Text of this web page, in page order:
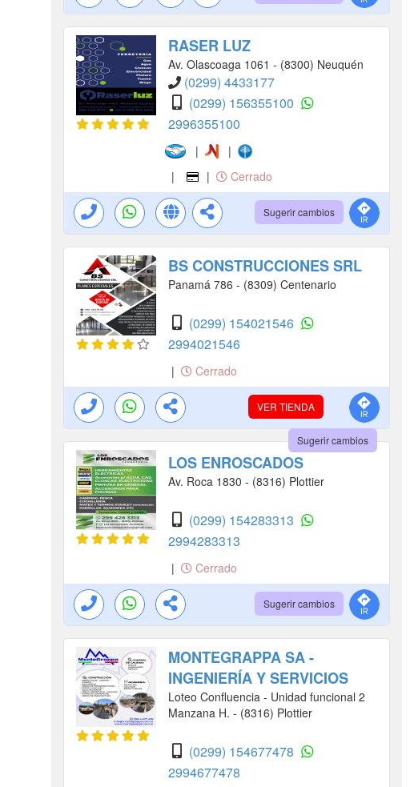
RASER LUZ
Av. Olascoaga 1061 - (8300) Neuquén
(0299) 4433177
(0299) 156355100
2996355100
|
|
|
| Cerrado
Sugerir cambios
BS CONSTRUCCIONES SRL
Panamá 786 - (8309) Centenario
(0299) 154021546
2994021546
| Cerrado
VER TIENDA
Sugerir cambios
LOS ENROSCADOS
Av. Roca 1830 - (8316) Plottier
(0299) 154283313
2994283313
| Cerrado
Sugerir cambios
MONTEGRAPPA SA -
INGENIERÍA Y SERVICIOS
Loteo Confluencia - Unidad funcional 2
Manzana H. - (8316) Plottier
(0299) 154677478
2994677478